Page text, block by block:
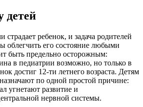
детей
страдает ребенок, и задача родителей
облегчить его состояние любыми
быть предельно осторожным:
в педиатрии возможно, но только в
достиг 12-ти летнего возраста. Детям
по одной простой причине:
угнетают развитие и
нервной системы.